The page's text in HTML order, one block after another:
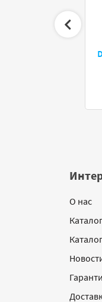
О нас